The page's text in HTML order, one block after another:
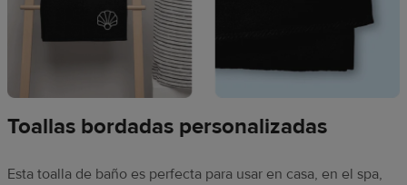
Toallas bordadas personalizadas
Esta toalla de baño es perfecta para usar en casa, en el spa,